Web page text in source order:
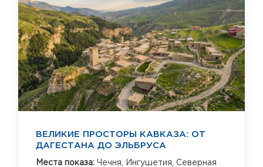
ВЕЛИКИЕ ПРОСТОРЫ КАВКАЗА: ОТ
ДАГЕСТАНА ДО ЭЛЬБРУСА
Места показа: Чечня, Ингушетия, Северная